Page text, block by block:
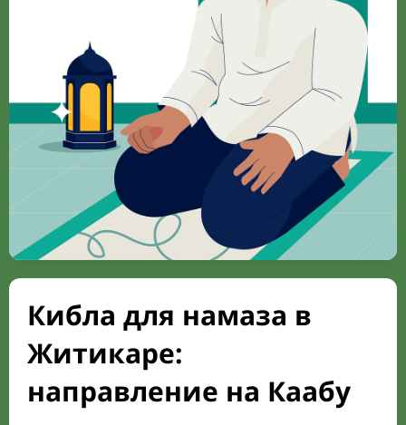
Кибла для намаза в
Житикаре:
направление на Каабу